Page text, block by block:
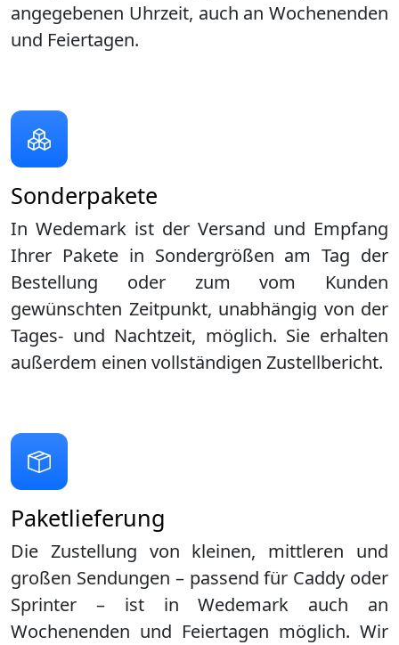
angegebenen Uhrzeit, auch an Wochenenden
und Feiertagen.
Paketlieferung
Die Zustellung von kleinen, mittleren und
großen Sendungen – passend für Caddy oder
Sprinter – ist inWedemark auch an
Wochenenden und Feiertagen möglich. Wir
Sonderpakete
In Wedemark ist der Versand und Empfang
Ihrer Pakete in Sondergrößen am Tag der
Bestellung oder zum vom Kunden
gewünschten Zeitpunkt, unabhängig von der
Tages- und Nachtzeit, möglich. Sie erhalten
außerdem einen vollständigen Zustellbericht.